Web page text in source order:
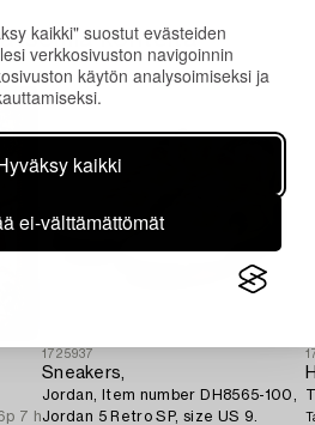
kaikki" suostut evästeiden
verkkosivuston navigoinnin
käytön analysoimiseksi ja
kaikki
ei-välttämättömät
kohteita
7 h
1725937
Sneakers,
Jordan, Item number DH8565-100,
Jordan 5 Retro SP, size US 9.